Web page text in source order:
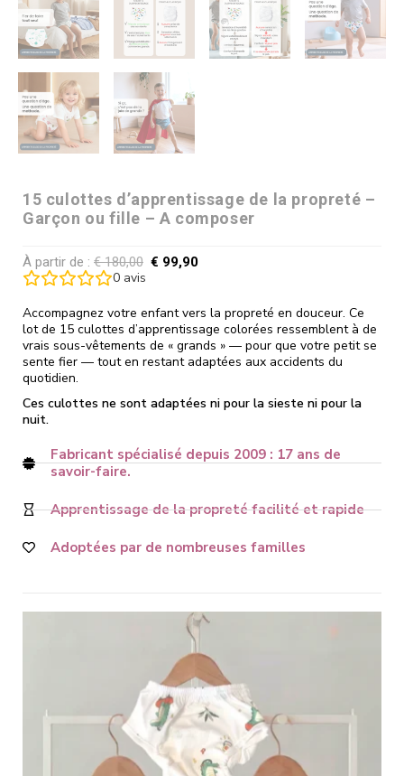
15 culottes d’apprentissage de la propreté –
Garçon ou fille – A composer
À partir de : €180,00 € 99,90
0 avis
Accompagnez votre enfant vers la propreté en douceur. Ce
lot de 15 culottes d’apprentissage colorées ressemblent à de
vrais sous-vêtements de « grands » — pour que votre petit se
sente fier — tout en restant adaptées aux accidents du
quotidien.
Ces culottes ne sont adaptées ni pour la sieste ni pour la
nuit.
Fabricant spécialisé depuis 2009 : 17 ans de
savoir-faire.
Apprentissage de la propreté facilité et rapide
Adoptées par de nombreuses familles